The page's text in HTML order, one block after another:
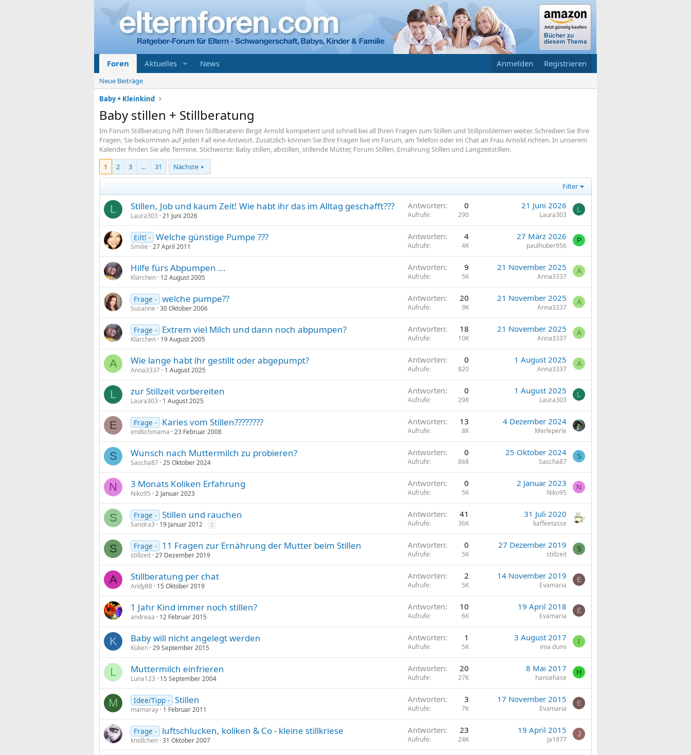
Foren Aktuelles News Anmelden Registrieren
Neue Beiträge
Baby + Kleinkind
Baby stillen + Stillberatung
Im Forum Stillberatung hilft Ihnen Stillberaterin Birgit Arnold kompetent und schnell bei all Ihren Fragen zum Stillen und Stillproblemen weiter. Schreiben Sie Ihre
Fragen, Sie bekommen auf jeden Fall eine Antwort. Zusätzlich können Sie Ihre Fragen live im Forum, am Telefon oder im Chat an Frau Arnold richten. In unserem
Kalender finden Sie alle Termine. Stichworte: Baby stillen, abstillen, stillende Mütter, Forum Stillen, Ernährung Stillen und Langzeitstillen.
1
2 3 … 31 Nächste
Filter
L Stillen, Job und kaum Zeit! Wie habt ihr das im Alltag geschafft???
Laura303 21 Juni 2026
Antworten 0
Aufrufe 290
21 Juni 2026
Laura303
L
Eilt! - Welche günstige Pumpe ???
Smilie 27 April 2011
Antworten 4
Aufrufe 4K
27 März 2026
paulhuber956
P
Hilfe fürs Abpumpen ...
Klärchen 12 August 2005
Antworten 9
Aufrufe 5K
21 November 2025
Anna3337
A
Frage - welche pumpe??
Susanne 30 Oktober 2006
Antworten 20
Aufrufe 9K
21 November 2025
Anna3337
A
Frage - Extrem viel Milch und dann noch abpumpen?
Klärchen 19 August 2005
Antworten 18
Aufrufe 10K
21 November 2025
Anna3337
A
A Wie lange habt ihr gestillt oder abgepumpt?
Anna3337 1 August 2025
Antworten 0
Aufrufe 820
1 August 2025
Anna3337
A
L zur Stillzeit vorbereiten
Laura303 1 August 2025
Antworten 0
Aufrufe 298
1 August 2025
Laura303
L
E Frage - Karies vom Stillen????????
endlichmama 23 Februar 2008
Antworten 13
Aufrufe 8K
4 Dezember 2024
Merleperle
S Wunsch nach Muttermilch zu probieren?
Sascha87 25 Oktober 2024
Antworten 0
Aufrufe 868
25 Oktober 2024
Sascha87
S
N 3 Monats Koliken Erfahrung
Niko95 2 Januar 2023
Antworten 0
Aufrufe 5K
2 Januar 2023
Niko95
N
S Frage - Stillen und rauchen
Sandra3 19 Januar 2012 2
Antworten 41
Aufrufe 36K
31 Juli 2020
kaffeetasse
S Frage - 11 Fragen zur Ernährung der Mutter beim Stillen
stillzeit 27 Dezember 2019
Antworten 0
Aufrufe 5K
27 Dezember 2019
stillzeit
S
A Stillberatung per chat
Andy88 15 Oktober 2019
Antworten 2
Aufrufe 5K
14 November 2019
Evamaria
E
1 Jahr Kind immer noch stillen?
andreaa 12 Februar 2015
Antworten 10
Aufrufe 6K
19 April 2018
Evamaria
E
K Baby will nicht angelegt werden
Küken 29 September 2015
Antworten 1
Aufrufe 5K
3 August 2017
ima dumi
I
L Muttermilch einfrieren
Luna123 15 September 2004
Antworten 20
Aufrufe 27K
8 Mai 2017
hansehase
H
M Idee/Tipp - Stillen
mamaray 1 Februar 2011
Antworten 3
Aufrufe 7K
17 November 2015
Evamaria
E
Frage - luftschlucken, koliken & Co - kleine stillkriese
knöllchen 31 Oktober 2007
Antworten 23
Aufrufe 24K
19 April 2015
Ja1977
J